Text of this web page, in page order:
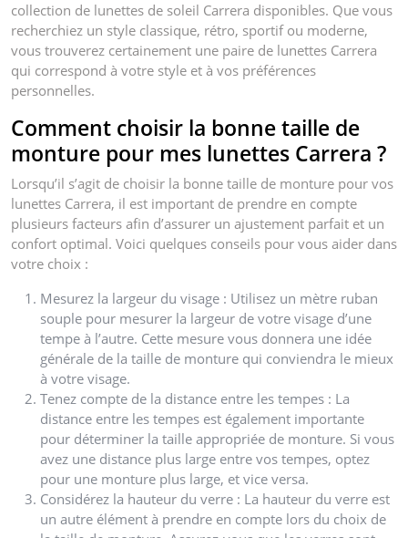
collection de lunettes de soleil Carrera disponibles. Que vous
recherchiez un style classique, rétro, sportif ou moderne,
vous trouverez certainement une paire de lunettes Carrera
qui correspond à votre style et à vos préférences
personnelles.
Comment choisir la bonne taille de
monture pour mes lunettes Carrera ?
Lorsqu’il s’agit de choisir la bonne taille de monture pour vos
lunettes Carrera, il est important de prendre en compte
plusieurs facteurs afin d’assurer un ajustement parfait et un
confort optimal. Voici quelques conseils pour vous aider dans
votre choix :
Mesurez la largeur du visage : Utilisez un mètre ruban
souple pour mesurer la largeur de votre visage d’une
tempe à l’autre. Cette mesure vous donnera une idée
générale de la taille de monture qui conviendra le mieux
à votre visage.
Tenez compte de la distance entre les tempes : La
distance entre les tempes est également importante
pour déterminer la taille appropriée de monture. Si vous
avez une distance plus large entre vos tempes, optez
pour une monture plus large, et vice versa.
Considérez la hauteur du verre : La hauteur du verre est
un autre élément à prendre en compte lors du choix de